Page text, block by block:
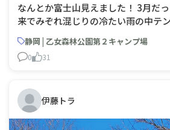
なんとか富士山見えました！ 3月だったのですが、寒波到
来でみぞれ混じりの冷たい雨の中テ
てはいたのですが😅）一泊でしたが
ができました😊眺望も設備も管理人
静岡 | 乙女森林公園第２キャンプ場
0 31
伊藤トラ